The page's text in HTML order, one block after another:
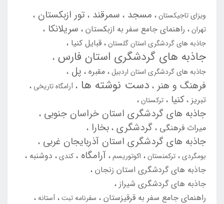
ویزای تاجیکستان مسجد سمرقند تور ازبکستان
تهران راهنمای جامع سفر به ازبکستان سریلانکا
جاذبه های گردشگری استان گلستان قبایل کنیا
جاذبه های گردشگری استان فارس
جاذبه های گردشگری استان اردبیل مقبره پل
فرهنگ و هنر دست نوشته ها آرامگاه تاریخی
تبریز کنیا ترکستان
جاذبه های گردشگری استان خراسان جنوبی
میراث فرهنگی گردشگری بخارا
جاذبه های گردشگری استان آذربایجان غربی
بومگردی ترکمنستان اکوتوریسم آرامگاه کندی
دوشنبه
جاذبه های گردشگری استان زنجان
جاذبه های گردشگری شیراز
راهنمای جامع سفر به قرقیزستان
سفرنامه تبت آستانه